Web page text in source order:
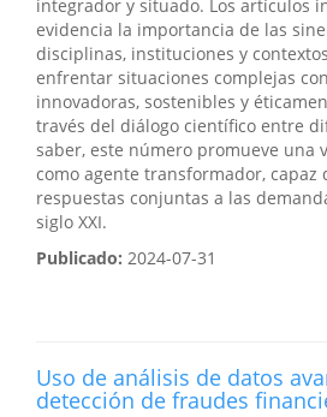
integrador y situado. Los artículos
evidencia la importancia de las
disciplinas, instituciones y
enfrentar situaciones complejas
innovadoras, sostenibles y
través del diálogo científico entre
saber, este número promueve una
como agente transformador, capaz
respuestas conjuntas a las
siglo XXI.
Publicado: 2024-07-31
Uso de análisis de datos
detección de fraudes